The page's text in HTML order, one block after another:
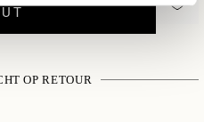
OP RETOUR